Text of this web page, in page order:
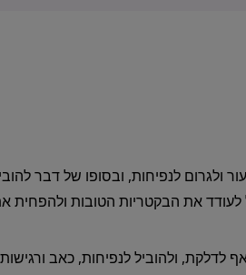
ולגרום לנפיחות, ובסופו של דבר
לעודד את הבקטריות הטובות ולהפחית
לדלקת, ולהוביל לנפיחות, כאב